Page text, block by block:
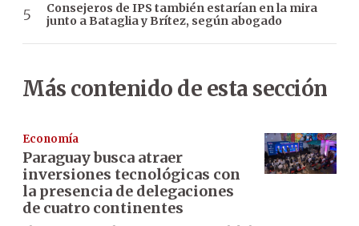
Consejeros de IPS también estarían en la mira
junto a Bataglia y Brítez, según abogado
Más contenido de esta sección
Economía
Paraguay busca atraer
inversiones tecnológicas con
la presencia de delegaciones
de cuatro continentes